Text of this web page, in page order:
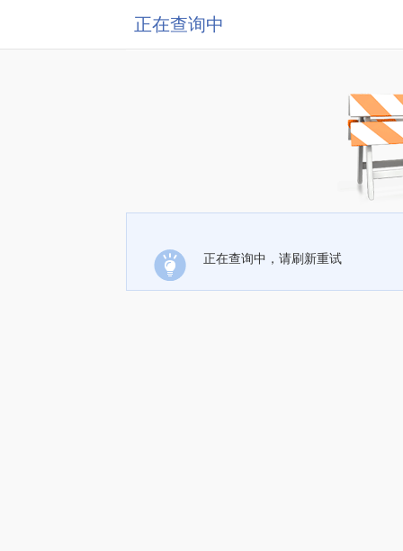
正在查询中
正在查询中，请刷新重试